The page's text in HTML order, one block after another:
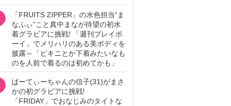
「FRUITS ZIPPER」の水色担当“ま
なふぃ”こと真中まなが待望の初水
着グラビアに挑戦! 「週刊プレイボ
ーイ」でメリハリのある美ボディを
披露～「ビキニとか下着みたいなも
のを人前で着るのは初めてかも」
ぱーてぃーちゃんの信子(31)がまさ
かの初グラビアに挑戦!
「FRIDAY」でおなじみのタイトな